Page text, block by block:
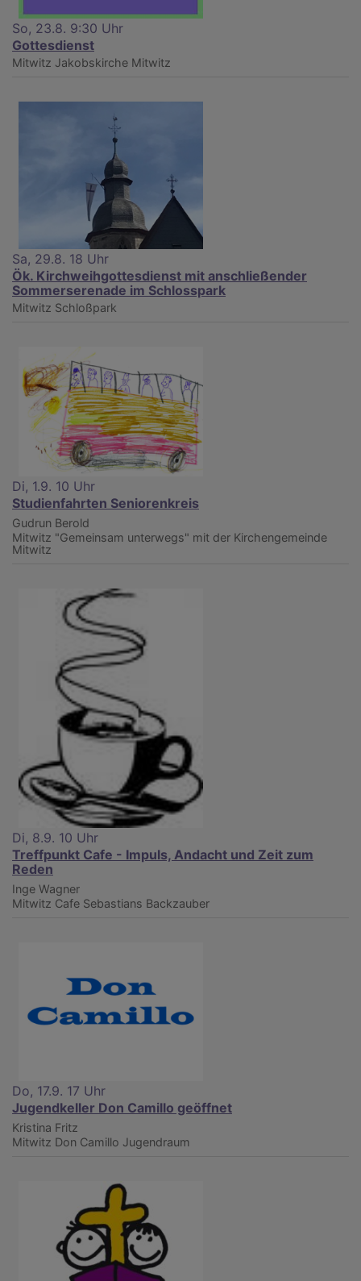
So, 23.8. 9:30 Uhr
Gottesdienst
Mitwitz Jakobskirche Mitwitz
Sa, 29.8. 18 Uhr
Ök. Kirchweihgottesdienst mit anschließender
Sommerserenade im Schlosspark
Mitwitz Schloßpark
Di, 1.9. 10 Uhr
Studienfahrten Seniorenkreis
Gudrun Berold
Mitwitz "Gemeinsam unterwegs" mit der Kirchengemeinde
Mitwitz
Di, 8.9. 10 Uhr
Treffpunkt Cafe - Impuls, Andacht und Zeit zum
Reden
Inge Wagner
Mitwitz Cafe Sebastians Backzauber
Do, 17.9. 17 Uhr
Jugendkeller Don Camillo geöffnet
Kristina Fritz
Mitwitz Don Camillo Jugendraum